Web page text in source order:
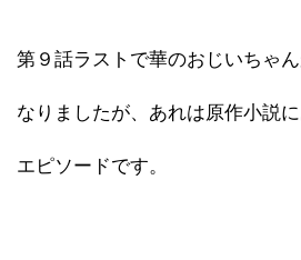
第９話ラストで華のおじいちゃん
なりましたが、あれは原作小説
エピソードです。